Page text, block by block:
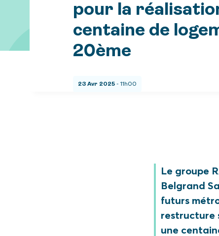
pour la
centaine de
20ème
23 Avr 2025 - 11h00
Le groupe
Belgrand
futurs
restructure
une